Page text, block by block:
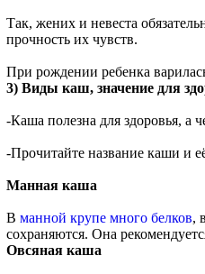
Так, жених и невеста
прочность их чувств.
При рождении ребенка
3) Виды каш, значение для
-Каша полезна для здоровья, а
-Прочитайте название каши и
Манная каша
В манной крупе много белков,
сохраняются. Она
Овсяная каша